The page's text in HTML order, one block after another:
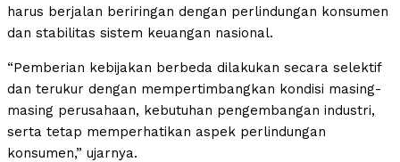
harus berjalan beriringan dengan perlindungan konsumen
dan stabilitas sistem keuangan nasional.
“Pemberian kebijakan berbeda dilakukan secara selektif
dan terukur dengan mempertimbangkan kondisi masing-
masing perusahaan, kebutuhan pengembangan industri,
serta tetap memperhatikan aspek perlindungan
konsumen,” ujarnya.